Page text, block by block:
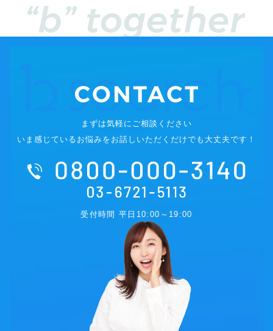
まずは気軽にご相談ください
いま感じているお悩みをお話しいただくだけでも大丈夫です！
受付時間 平日10:00～19:00